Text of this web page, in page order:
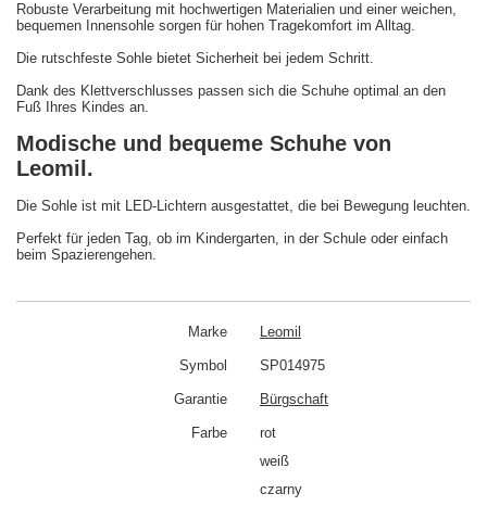
Robuste Verarbeitung mit hochwertigen Materialien und einer weichen,
bequemen Innensohle sorgen für hohen Tragekomfort im Alltag.
Die rutschfeste Sohle bietet Sicherheit bei jedem Schritt.
Dank des Klettverschlusses passen sich die Schuhe optimal an den
Fuß Ihres Kindes an.
Modische und bequeme Schuhe von
Leomil.
Die Sohle ist mit LED-Lichtern ausgestattet, die bei Bewegung leuchten.
Perfekt für jeden Tag, ob im Kindergarten, in der Schule oder einfach
beim Spazierengehen.
Marke Leomil
Symbol SP014975
Garantie Bürgschaft
Farbe
rot
weiß
czarny